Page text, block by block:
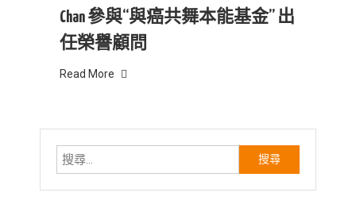
Chan 參與“與癌共舞本能基金” 出
任榮譽顧問
Read More
尋